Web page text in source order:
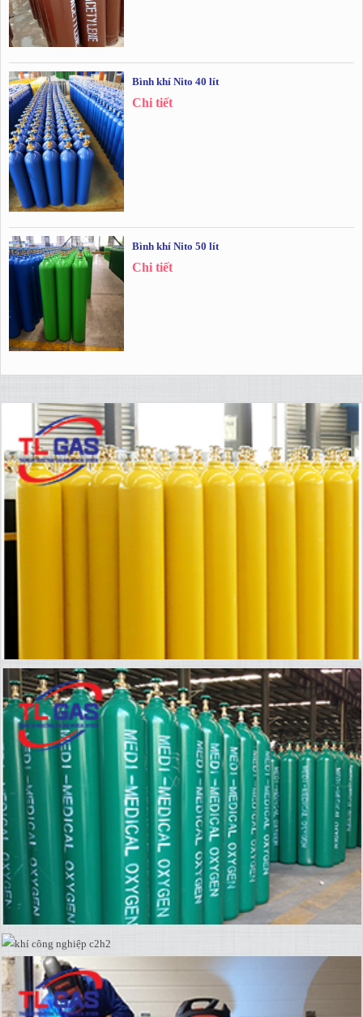
Bình khí Nito 40 lít
Chi tiết
Bình khí Nito 50 lít
Chi tiết